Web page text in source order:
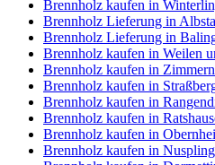
Brennholz kaufen in
Brennholz Lieferung in
Brennholz Lieferung in
Brennholz kaufen in Weilen
Brennholz kaufen in
Brennholz kaufen in
Brennholz kaufen in
Brennholz kaufen in
Brennholz kaufen in
Brennholz kaufen in